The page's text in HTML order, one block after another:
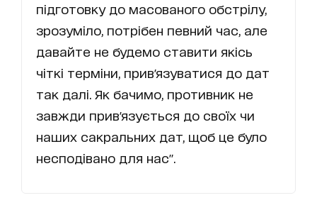
підготовку до масованого обстрілу,
зрозуміло, потрібен певний час, але
давайте не будемо ставити якісь
чіткі терміни, прив'язуватися до дат
так далі. Як бачимо, противник не
завжди прив'язується до своїх чи
наших сакральних дат, щоб це було
несподівано для нас".